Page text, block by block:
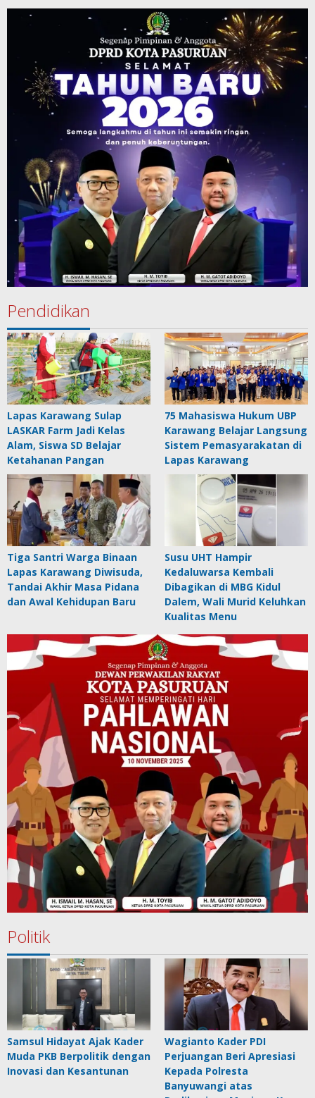
Pendidikan
Lapas Karawang Sulap
LASKAR Farm Jadi Kelas
Alam, Siswa SD Belajar
Ketahanan Pangan
75 Mahasiswa Hukum UBP
Karawang Belajar Langsung
Sistem Pemasyarakatan di
Lapas Karawang
Tiga Santri Warga Binaan
Lapas Karawang Diwisuda,
Tandai Akhir Masa Pidana
dan Awal Kehidupan Baru
Susu UHT Hampir
Kedaluwarsa Kembali
Dibagikan di MBG Kidul
Dalem, Wali Murid Keluhkan
Kualitas Menu
Politik
Samsul Hidayat Ajak Kader
Muda PKB Berpolitik dengan
Inovasi dan Kesantunan
Wagianto Kader PDI
Perjuangan Beri Apresiasi
Kepada Polresta
Banyuwangi atas